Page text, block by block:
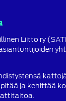
Liitto ry
ja kehittää